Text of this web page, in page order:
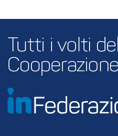
Tutti i volti